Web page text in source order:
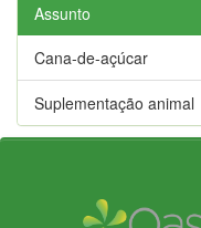
Assunto
Cana-de-açúcar
Suplementação animal